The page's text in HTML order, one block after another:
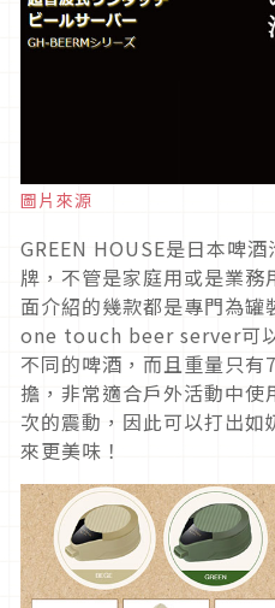
圖片來源
GREEN HOUSE是日本啤
牌，不管是家庭用或是業
面介紹的幾款都是專門為
one touch beer server可
不同的啤酒，而且重量只
擔，非常適合戶外活動中
次的震動，因此可以打出
來更美味！